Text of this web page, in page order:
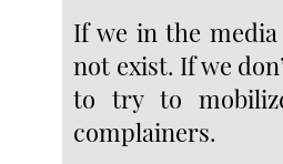
If we in the
not exist. If we
to try to
complainers.